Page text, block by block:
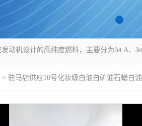
> 驻马店供应10号化妆级白油白矿油石蜡白油